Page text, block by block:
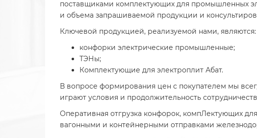
поставщиками комплектующих для промышленных
и объема запрашиваемой продукции и
Ключевой продукцией, реализуемой нами, являются:
конфорки электрические промышленные;
ТЭНы;
Комплектующие для электроплит Абат.
В вопросе формирования цен с покупателем мы
играют условия и продолжительность
Оперативная отгрузка конфорок, компЛектующих
вагонными и контейнерными отправками